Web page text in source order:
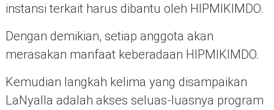
instansi terkait harus dibantu oleh HIPMIKIMDO.
Dengan demikian, setiap anggota akan
merasakan manfaat keberadaan HIPMIKIMDO.
Kemudian langkah kelima yang disampaikan
LaNyalla adalah akses seluas-luasnya program